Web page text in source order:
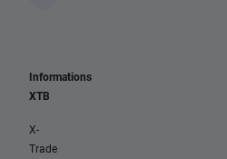
Informations
XTB
X-
Trade